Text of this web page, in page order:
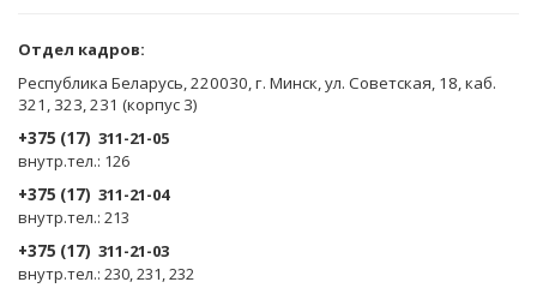
Отдел кадров:
Республика Беларусь, 220030, г. Минск, ул. Советская, 18, каб.
321, 323, 231 (корпус 3)
+375 (17) 311-21-05
внутр.тел.: 126
+375 (17) 311-21-04
внутр.тел.: 213
+375 (17) 311-21-03
внутр.тел.: 230, 231, 232